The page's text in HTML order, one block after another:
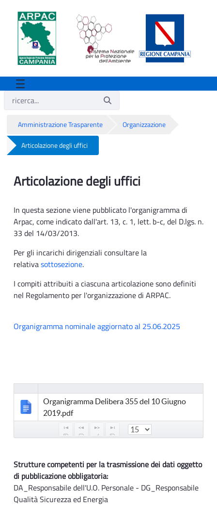
Amministrazione Trasparente Organizzazione
Articolazione degli uffici
Articolazione degli uffici
Articolazione degli uffici
In questa sezione viene pubblicato l'organigramma di
Arpac, come indicato dall'art. 13, c. 1, lett. b-c, del D.lgs. n.
33 del 14/03/2013.
Per gli incarichi dirigenziali consultare la
relativasottosezione.
I compiti attribuiti a ciascuna articolazione sono definiti
nel Regolamento per l'organizzazione di ARPAC.
Organigramma nominale aggiornato al 25.06.2025
Organigramma Delibera 355 del 10 Giugno
2019.pdf
Strutture competenti per la trasmissione dei dati oggetto
di pubblicazione obbligatoria:
DA_Responsabile dell'U.O. Personale - DG_Responsabile
Qualità Sicurezza ed Energia